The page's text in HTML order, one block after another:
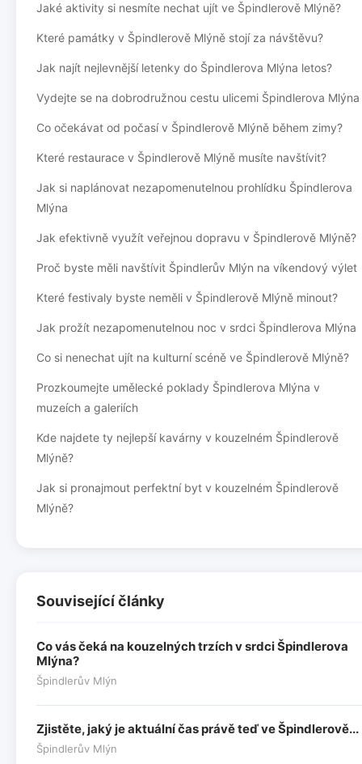
Jaké aktivity si nesmíte nechat ujít ve Špindlerově Mlýně?
Které památky v Špindlerově Mlýně stojí za návštěvu?
Jak najít nejlevnější letenky do Špindlerova Mlýna letos?
Vydejte se na dobrodružnou cestu ulicemi Špindlerova Mlýna
Co očekávat od počasí v Špindlerově Mlýně během zimy?
Které restaurace v Špindlerově Mlýně musíte navštívit?
Jak si naplánovat nezapomenutelnou prohlídku Špindlerova
Mlýna
Jak efektivně využít veřejnou dopravu v Špindlerově Mlýně?
Proč byste měli navštívit Špindlerův Mlýn na víkendový výlet
Které festivaly byste neměli v Špindlerově Mlýně minout?
Jak prožít nezapomenutelnou noc v srdci Špindlerova Mlýna
Co si nenechat ujít na kulturní scéně ve Špindlerově Mlýně?
Prozkoumejte umělecké poklady Špindlerova Mlýna v
muzeích a galeriích
Kde najdete ty nejlepší kavárny v kouzelném Špindlerově
Mlýně?
Jak si pronajmout perfektní byt v kouzelném Špindlerově
Mlýně?
Související články
Co vás čeká na kouzelných trzích v srdci Špindlerova
Mlýna?
Špindlerův Mlýn
Zjistěte, jaký je aktuální čas právě teď ve Špindlerově...
Špindlerův Mlýn